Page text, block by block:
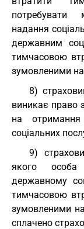
потребувати
надання
державним
тимчасовою
зумовленими
8)
виникає право
на отримання
соціальних
9)
якого особа
державному
тимчасовою
зумовленими
сплачено